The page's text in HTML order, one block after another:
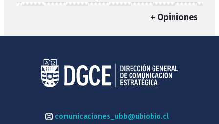
+ Opiniones
comunicaciones_ubb@ubiobio.cl